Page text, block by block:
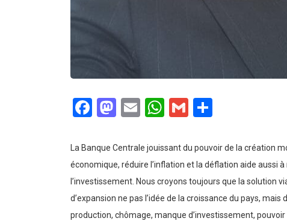
Facebook
Mastodon
EmailWhatsApp
Gmail
La Banque Centrale jouissant du pouvoir de la création
économique, réduire l’inflation et la déflation aide aussi
l’investissement. Nous croyons toujours que la solution
d’expansion ne pas l’idée de la croissance du pays,
production, chômage, manque d’investissement,